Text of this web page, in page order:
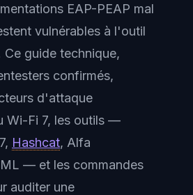
EAP-PEAP mal
vulnérables à l'outil
guide technique,
confirmés,
d'attaque
Wi-Fi 7, les outils —
Hashcat, Alfa
— et les commandes
auditer une